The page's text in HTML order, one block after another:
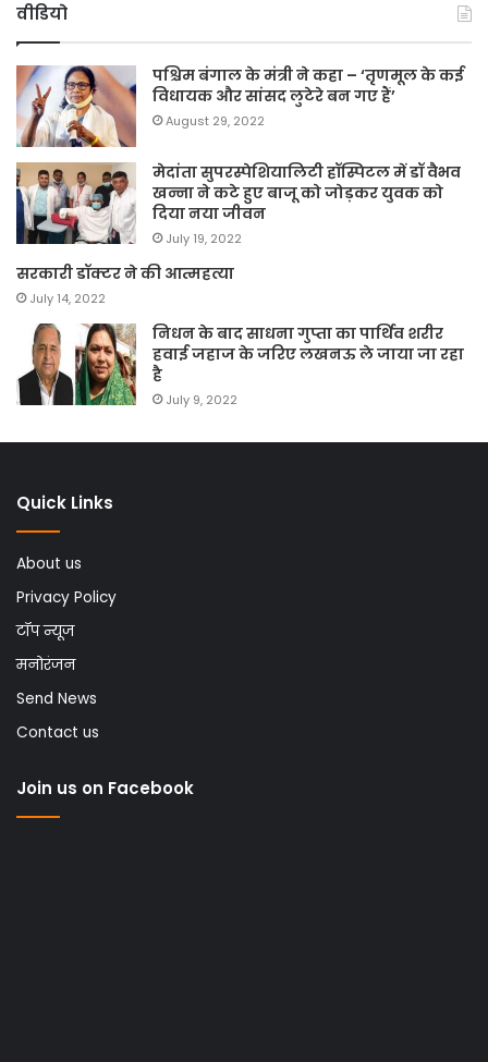
वीडियो
पश्चिम बंगाल के मंत्री ने कहा – ‘तृणमूल के कई
विधायक और सांसद लुटेरे बन गए हैं’
August 29, 2022
मेदांता सुपरस्पेशियालिटी हॉस्पिटल में डॉ वैभव
खन्ना ने कटे हुए बाजू को जोड़कर युवक को
दिया नया जीवन
July 19, 2022
सरकारी डॉक्टर ने की आत्महत्या
July 14, 2022
निधन के बाद साधना गुप्ता का पार्थिव शरीर
हवाई जहाज के जरिए लखनऊ ले जाया जा रहा
है
July 9, 2022
Quick Links
About us
Privacy Policy
टॉप न्यूज
मनोरंजन
Send News
Contact us
Join us on Facebook